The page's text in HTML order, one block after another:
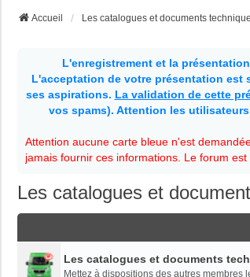
Accueil Les catalogues et documents
L'enregistrement et la
L'acceptation de votre présentation est
ses aspirations. La validation de cette
vos spams). Attention les
Attention aucune carte bleue n'est
jamais fournir ces informations. Le forum est
Les catalogues et
Les catalogues et documents
Mettez à dispositions des autres membres